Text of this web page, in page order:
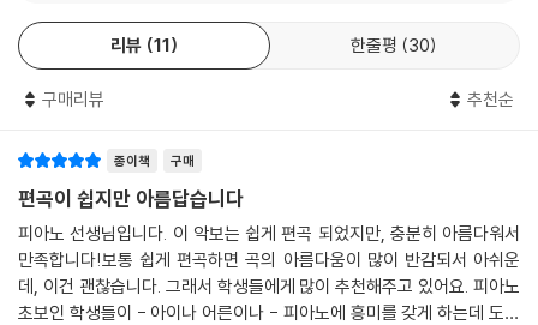
리뷰 11 한줄평 30
구매리뷰 추천순
종이책 구매
편곡이 쉽지만 아름답습니다
피아노 선생님입니다. 이 악보는 쉽게 편곡 되었지만, 충분히 아름다워서
만족합니다!보통 쉽게 편곡하면 곡의 아름다움이 많이 반감되서 아쉬운
데, 이건 괜찮습니다. 그래서 학생들에게 많이 추천해주고 있어요. 피아노
초보인 학생들이 - 아이나 어른이나 - 피아노에 흥미를 갖게 하는데 도움